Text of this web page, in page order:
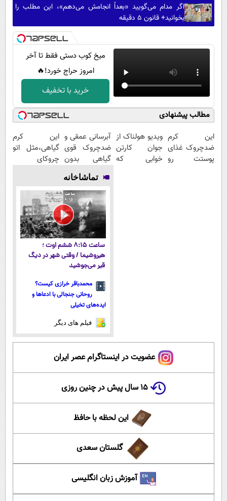
اگر مدام می‌گویید «بعداً انجامش می‌دهم»، این مطلب را
بخوانید+ قانون ۵ دقیقه
میخ کوب دستی فقط تا آخر
امروز حراج خورد!🔥
خرید با تخفیف
مطالب پیشنهادی
این کرم
ضدچروک غذای
پوستت رو
ویدیو هولناک از
جوان کارتن
خوابی که
آبرسانی عمقی و
ضدچروک قوی
گیاهی بدون
عوارض!!
(تخفیف تا
امشب)
این کرم
گیاهی،مثل اتو
چروکای
تماشاخانه
ساعت ۸:۱۵ ششم اوت ؛
هیروشیما / وقتی شهر در دیگ
قیر می‌جوشید
محمدباقر خرازی کیست؟
روحانی جنجالی با ادعاها و
ایده‌های تخیلی
فیلم های دیگر
عضویت در اینستاگرام عصر ایران
۱۵ سال پیش در چنین روزی
این لحظه با حافظ
گلستان سعدی
آموزش زبان انگلیسی